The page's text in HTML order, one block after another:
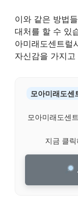
이와 같은 방법
대처를 할 수 있
아미래도센트럴
자신감을 가지
모아미래도센
모아미래도센
지금 클